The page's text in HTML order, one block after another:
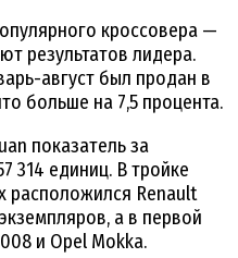
кроссовера —
результатов лидера.
август был продан в
больше на 7,5 процента.
показатель за
314 единиц. В тройке
расположился Renault
а в первой
и Opel Mokka.